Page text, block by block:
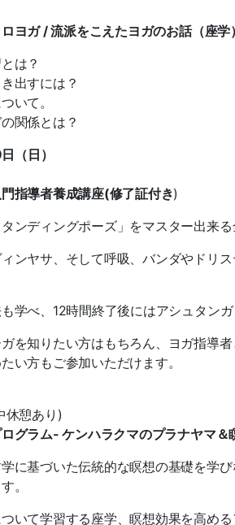
ヨガ / 流派をこえたヨガのお話（座学）
は？
出すには？
いて。
関係とは？
（日）
指導者養成講座(修了証付き)
ンディングポーズ」をマスター出来る
ンヤサ、そして呼吸、バンダやドリ
学べ、12時間終了後にはアシュタン
を知りたい方はもちろん、ヨガ指導
い方もご参加いただけます。
憩あり)
グラム- ケンハラクマのプラナヤマ
に基づいた伝統的な瞑想の基礎を学
。
いて学習する座学、瞑想効果を高め